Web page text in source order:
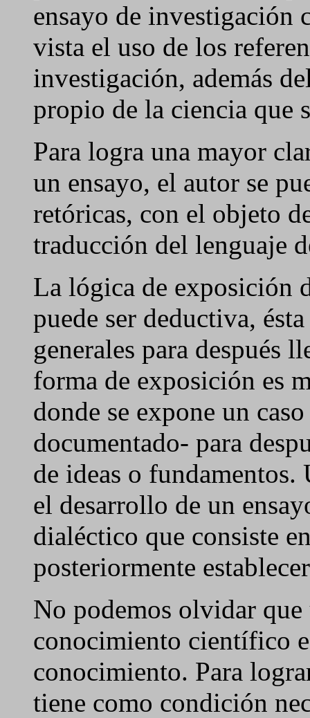
ensayo de investigación
vista el uso de los
investigación, además
propio de la ciencia que
Para logra una mayor
un ensayo, el autor se
retóricas, con el objeto
traducción del lenguaje
La lógica de exposición
puede ser deductiva,
generales para después
forma de exposición es
donde se expone un
documentado- para
de ideas o fundamentos.
el desarrollo de un
dialéctico que consiste
posteriormente
No podemos olvidar
conocimiento científico
conocimiento. Para
tiene como condición